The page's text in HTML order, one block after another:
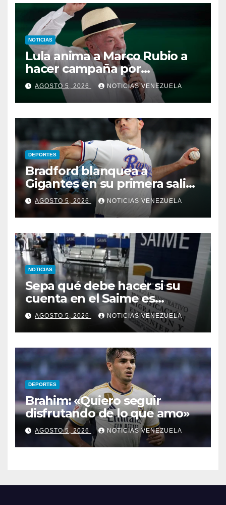
NOTICIAS
Lula anima a Marco Rubio a
hacer campaña por
Bolsonaro: “quiero
derrotarlos a todos”
AGOSTO 5, 2026 NOTICIAS VENEZUELA
DEPORTES
Bradford blanquea a
Gigantes en su primera salida
en MLB
AGOSTO 5, 2026 NOTICIAS VENEZUELA
NOTICIAS
Sepa qué debe hacer si su
cuenta en el Saime es
suspendida por faltar a tres
citas consecutivas
AGOSTO 5, 2026 NOTICIAS VENEZUELA
DEPORTES
Brahim: «Quiero seguir
disfrutando de lo que amo»
AGOSTO 5, 2026 NOTICIAS VENEZUELA